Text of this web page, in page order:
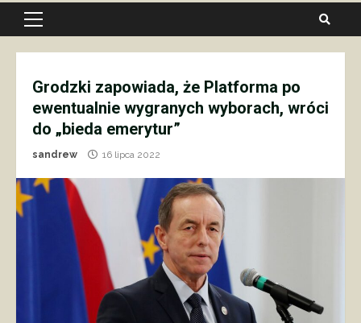
Primary
Grodzki zapowiada, że Platforma po
ewentualnie wygranych wyborach, wróci
do „bieda emerytur”
sandrew 16 lipca 2022